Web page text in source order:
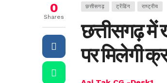
UPI पेमेंट पर लगेगा चार्ज?
अतीक अहमद का एक और
छत्तीसगढ़ ट्रेंडिंग राष्ट्रीय
छत्तीसगढ़ में
पर मिलेगी
0
Shares